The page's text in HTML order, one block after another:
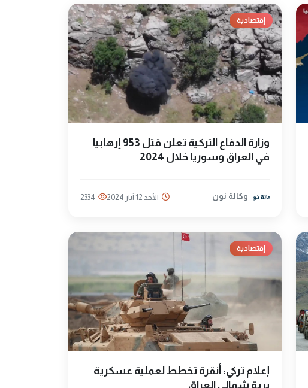
إقتصادية
وزارة الدفاع التركية تعلن قتل 953 إرهابيا
في العراق وسوريا خلال 2024
وكالة نون الأحد 12 آيار 2024 2334
إقتصادية
إعلام تركي: أنقرة تخطط لعملية عسكرية
برية شمالي العراق